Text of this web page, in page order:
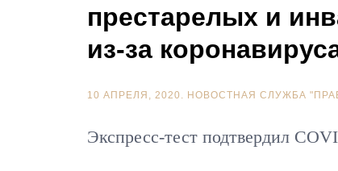
престарелых и
из-за
10 АПРЕЛЯ, 2020. НОВОСТНАЯ СЛУЖБА
Экспресс-тест подтвердил